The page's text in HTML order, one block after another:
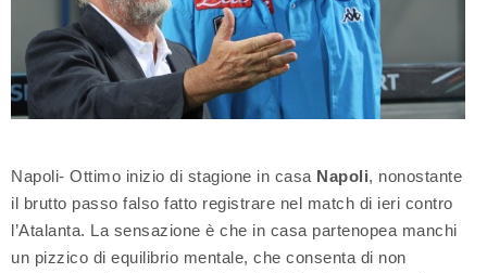
Napoli- Ottimo inizio di stagione in casa Napoli, nonostante
il brutto passo falso fatto registrare nel match di ieri contro
l’Atalanta. La sensazione è che in casa partenopea manchi
un pizzico di equilibrio mentale, che consenta di non